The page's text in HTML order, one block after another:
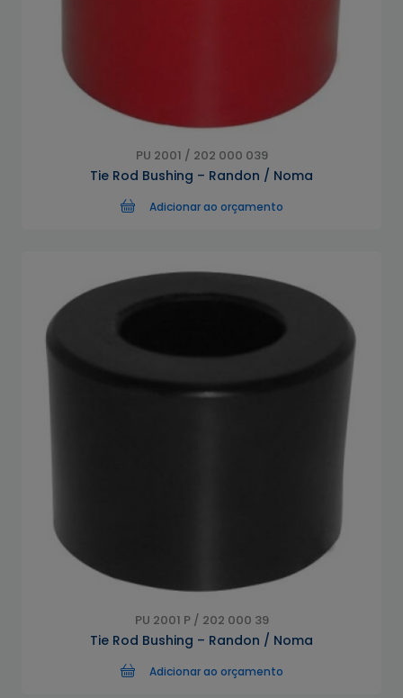
PU 2001 / 202 000 039
Tie Rod Bushing – Randon / Noma
Adicionar ao orçamento
PU 2001 P / 202 000 39
Tie Rod Bushing – Randon / Noma
Adicionar ao orçamento